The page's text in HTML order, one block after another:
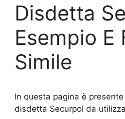
Disdetta
Esempio E
Simile
In questa pagina è
disdetta Securpol da